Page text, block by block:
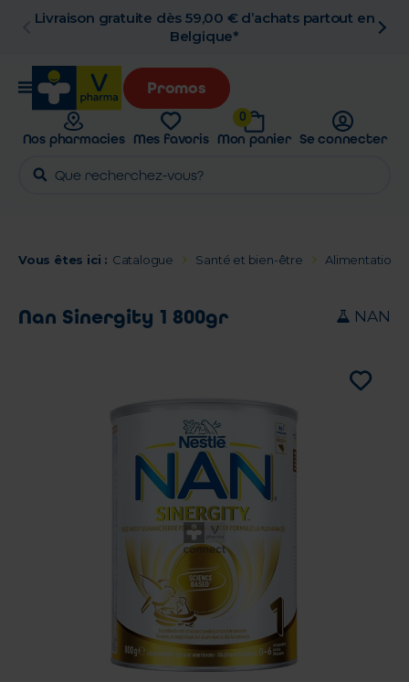
partout en
Retrait en pharmacie gratuit
Promos
Nos pharmacies Mes favoris
0
Mon panier Se connecter
Vous êtes ici : Catalogue Santé et bien-être Alimentation
Nan Sinergity 1 800gr NAN